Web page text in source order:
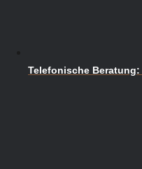
Telefonische Beratung: